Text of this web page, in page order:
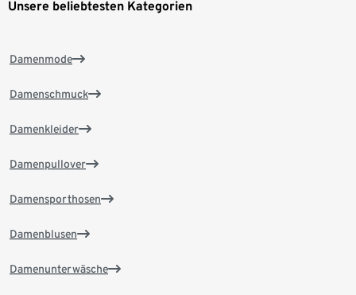
Unsere beliebtesten Kategorien
Damenmode
Damenschmuck
Damenkleider
Damenpullover
Damensporthosen
Damenblusen
Damenunterwäsche